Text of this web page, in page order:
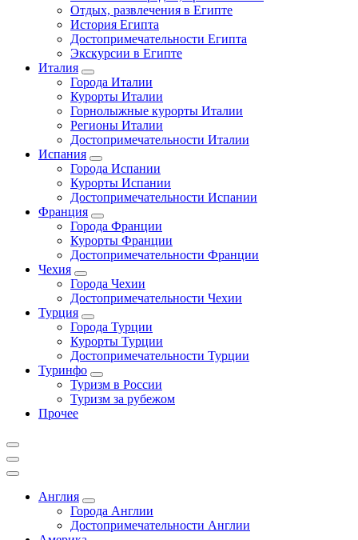
Отдых, развлечения в Египте
История Египта
Достопримечательности Египта
Экскурсии в Египте
Италия
Города Италии
Курорты Италии
Горнолыжные курорты Италии
Регионы Италии
Достопримечательности Италии
Испания
Города Испании
Курорты Испании
Достопримечательности Испании
Франция
Города Франции
Курорты Франции
Достопримечательности Франции
Чехия
Города Чехии
Достопримечательности Чехии
Турция
Города Турции
Курорты Турции
Достопримечательности Турции
Туринфо
Туризм в России
Туризм за рубежом
Прочее
Англия
Города Англии
Достопримечательности Англии